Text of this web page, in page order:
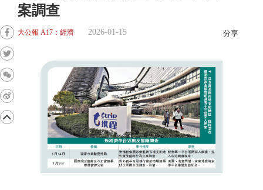
案調查
大公報 A17：經濟 2026-01-15 分享